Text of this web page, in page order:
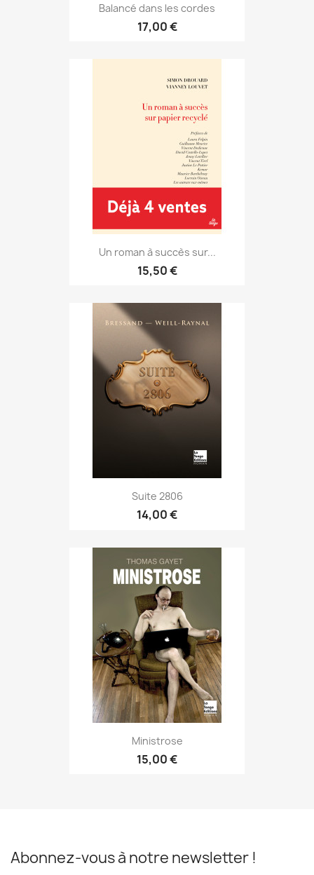
Balancé dans les cordes
17,00 €
Un roman à succès sur...
15,50 €
Suite 2806
14,00 €
Ministrose
15,00 €
Abonnez-vous à notre newsletter !